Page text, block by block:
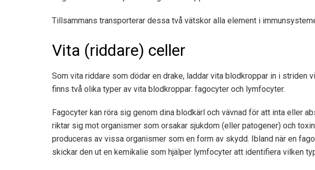
Tillsammans transporterar dessa två vätskor alla element i
Vita (riddare) celler
Som vita riddare som dödar en drake, laddar vita blodkroppar in i striden
finns två olika typer av vita blodkroppar: fagocyter och lymfocyter.
Fagocyter kan röra sig genom dina blodkärl och vävnad för att inta eller
riktar sig mot organismer som orsakar sjukdom (eller patogener) och
produceras av vissa organismer som en form av skydd. Ibland när en
skickar den ut en kemikalie som hjälper lymfocyter att identifiera vilken